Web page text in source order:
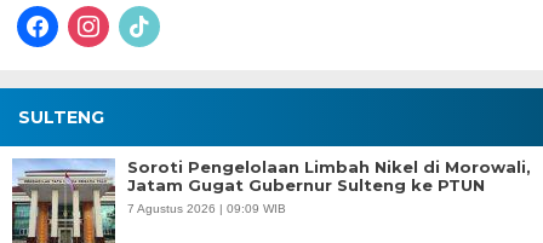
facebookinstagram
tiktok
SULTENG
Soroti Pengelolaan Limbah Nikel di Morowali,
Jatam Gugat Gubernur Sulteng ke PTUN
7 Agustus 2026 | 09:09 WIB